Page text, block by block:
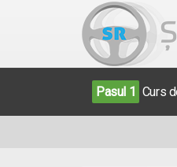
Pasul 1 Curs